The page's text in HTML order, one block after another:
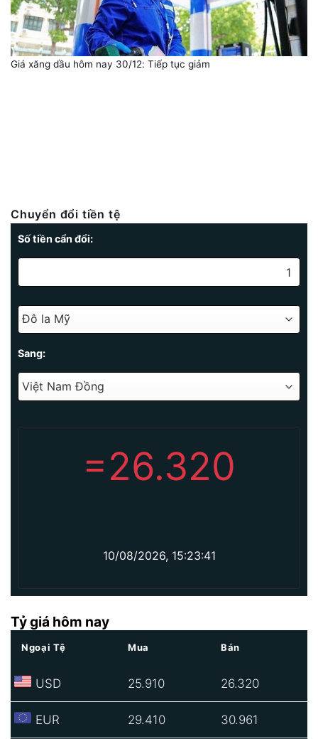
Giá xăng dầu hôm nay 30/12: Tiếp tục giảm
Chuyển đổi tiền tệ
Số tiền cẩn đổi:
Sang:
=26.320
10/08/2026, 15:23:41
Tỷ giá hôm nay
Ngoại Tệ Mua Bán
USD 25.910 26.320
EUR 29.410 30.961